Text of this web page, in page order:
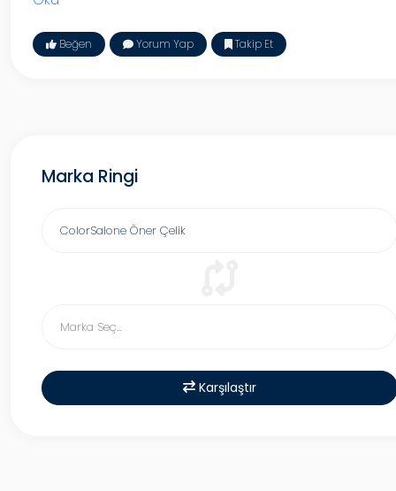
Beğen Yorum Yap Takip Et
Marka Ringi
Karşılaştır